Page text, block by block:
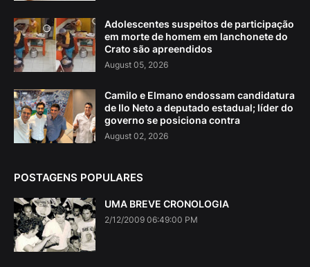
Adolescentes suspeitos de participação
em morte de homem em lanchonete do
Crato são apreendidos
August 05, 2026
Camilo e Elmano endossam candidatura
de Ilo Neto a deputado estadual; líder do
governo se posiciona contra
August 02, 2026
POSTAGENS POPULARES
UMA BREVE CRONOLOGIA
2/12/2009 06:49:00 PM